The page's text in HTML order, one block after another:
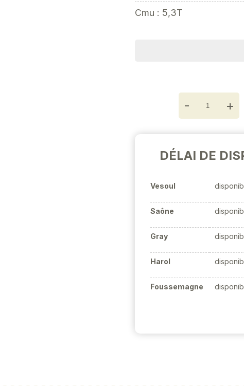
Cmu : 5,3T
- +
DÉLAI DE
Vesoul
Saône
Gray
Harol
Foussemagne